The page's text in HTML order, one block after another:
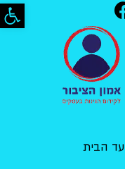
הבית
פתח